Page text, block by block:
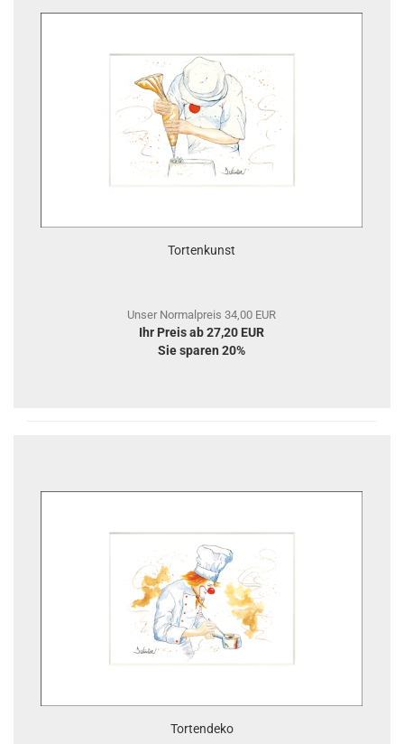
Tortenkunst
Unser Normalpreis 34,00 EUR
Ihr Preis ab 27,20 EUR
Sie sparen 20%
Tortendeko